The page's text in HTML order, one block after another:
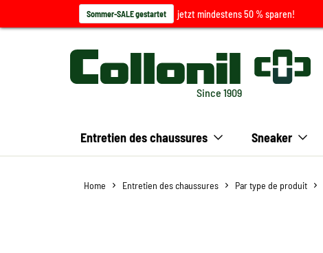
Sommer-SALE gestartet jetzt mindestens 50 % sparen!
Since 1909
Entretien des chaussures Sneaker
Home Entretien des chaussures Par type de produit